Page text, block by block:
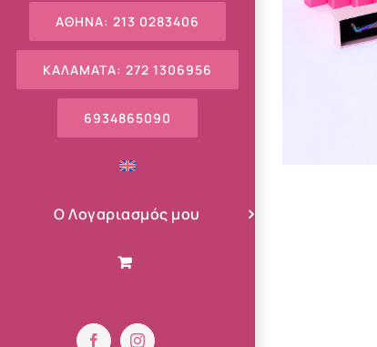
ΑΘΗΝΑ: 213 0283406
ΚΑΛΑΜΑΤΑ: 272 1306956
6934865090
Ο Λογαριασμός μου